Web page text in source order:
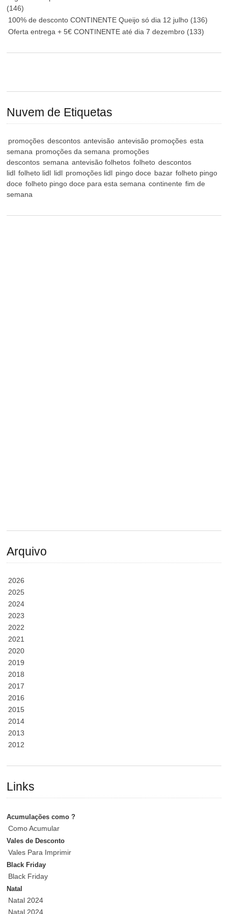
(146)
100% de desconto CONTINENTE Queijo só dia 12 julho (136)
Oferta entrega + 5€ CONTINENTE até dia 7 dezembro (133)
Nuvem de Etiquetas
promoções descontos antevisão antevisão promoções esta
semana promoções da semana promoções
descontos semana antevisão folhetos folheto descontos
lidl folheto lidl lidl promoções lidl pingo doce bazar folheto pingo
doce folheto pingo doce para esta semana continente fim de
semana
Arquivo
2026
2025
2024
2023
2022
2021
2020
2019
2018
2017
2016
2015
2014
2013
2012
Links
Acumulações como ?
Como Acumular
Vales de Desconto
Vales Para Imprimir
Black Friday
Black Friday
Natal
Natal 2024
Natal 2024